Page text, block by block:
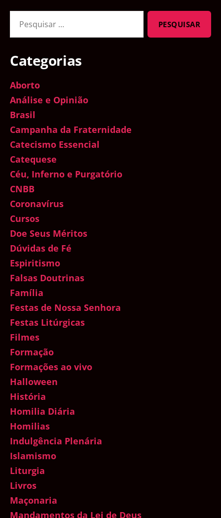
por:
Categorias
Aborto
Análise e Opinião
Brasil
Campanha da Fraternidade
Catecismo Essencial
Catequese
Céu, Inferno e Purgatório
CNBB
Coronavírus
Cursos
Doe Seus Méritos
Dúvidas de Fé
Espiritismo
Falsas Doutrinas
Família
Festas de Nossa Senhora
Festas Litúrgicas
Filmes
Formação
Formações ao vivo
Halloween
História
Homilia Diária
Homilias
Indulgência Plenária
Islamismo
Liturgia
Livros
Maçonaria
Mandamentos da Lei de Deus